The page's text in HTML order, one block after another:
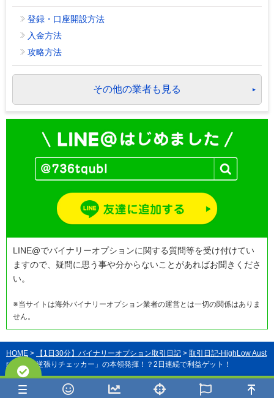
登録・口座開設方法
入金方法
攻略方法
その他の業者も見る
LINE@でバイナリーオプションに関する質問等を受け付けてい
ますので、疑問に思う事や分からないことがあればお聞きくださ
い。
※当サイトは海外バイナリーオプション業者の運営とは一切の関係はありま
せん。
HOME > 【1日30分】バイナリーオプション取引日記 > 取引日記-HighLow Aust
ralia> 「逆張りチェッカー」の本領発揮！？2日連続で利益ゲット！
©海外バイナリーオプションおすすめランキング